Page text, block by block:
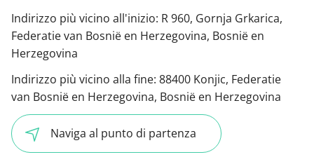
Indirizzo più vicino all'inizio: R 960, Gornja Grkarica,
Federatie van Bosnië en Herzegovina, Bosnië en
Herzegovina
Indirizzo più vicino alla fine: 88400 Konjic, Federatie
van Bosnië en Herzegovina, Bosnië en Herzegovina
Naviga al punto di partenza